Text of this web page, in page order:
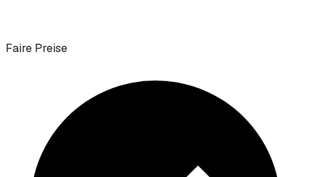
Faire Preise